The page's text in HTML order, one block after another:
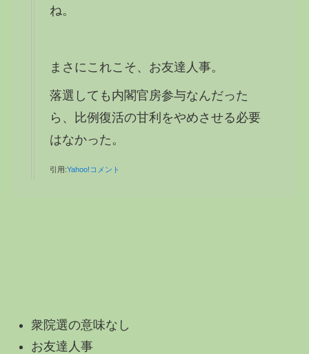
ね。
まさにこれこそ、お友達人事。
落選しても内閣官房参与なんだった
ら、比例復活の甘利をやめさせる必要
はなかった。
引用:Yahoo!コメント
衆院選の意味なし
お友達人事